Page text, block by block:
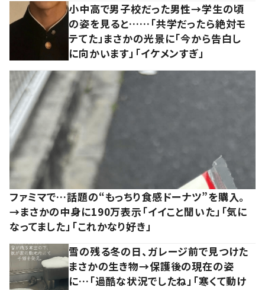
小中高で男子校だった男性→学生の頃
の姿を見ると……「共学だったら絶対モ
テてた」まさかの光景に「今から告白し
に向かいます」「イケメンすぎ」
ファミマで…話題の“もっちり食感ドーナツ”を購入。
→まさかの中身に190万表示「イイこと聞いた」「気に
なってました」「これかなり好き」
雪の残る冬の日、ガレージ前で見つけた
まさかの生き物→保護後の現在の姿
に…「過酷な状況でしたね」「寒くて動け